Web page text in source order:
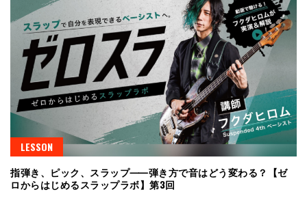
LESSON
指弾き、ピック、スラップ⸺弾き方で音はどう変わる？【ゼ
ロからはじめるスラップラボ】第3回